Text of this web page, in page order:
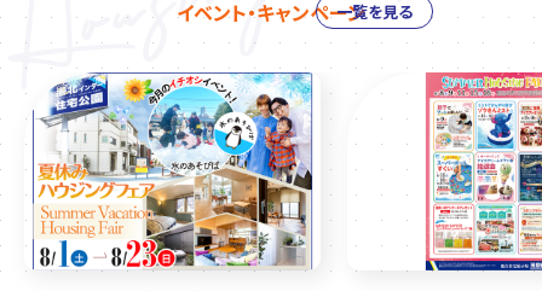
イベント・キャンペーン一覧を見る